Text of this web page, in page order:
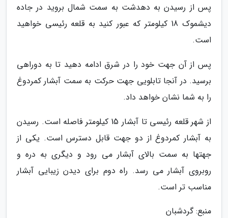
پس از رسیدن به دهدشت به سمت شمال بروید در جاده
دیشموک 18 کیلومتر که عبور کنید به قلعه رئیسی خواهید
است.
پس از آن جهت خود را در شرق ادامه دهید تا به دوراهی
برسید. در آنجا تابلویی جهت حرکت به سمت آبشار کمردوغ
را به شما نشان خواهد داد.
از شهر قلعه رئیسی تا آبشار 15 کیلومتر فاصله است. رسیدن
به آبشار کمردوغ از دو جهت قابل دسترس است. یکی از
جهتها به سمت بالای آبشار می رود و دیگری به دره و
روبروی آبشار می رسد. راه دوم برای دیدن زیبایی آبشار
مناسب تر است.
منبع: گردشبان